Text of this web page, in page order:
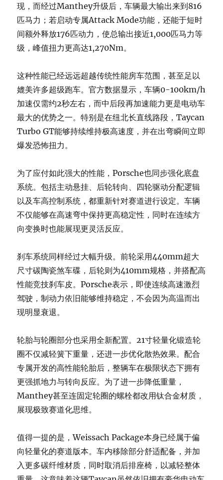
现，而经过Manthey升级后，车辆最大输出来到816
匹马力；若启动专属Attack Mode功能，还能于短时
间额外释放176匹动力，使总输出接近1,000匹马力等
级，峰值扭力更高达1,270Nm。
这种性能已经远远超越传统性能房车范围，甚至足以
媲美许多超级跑车。官方数据显示，车辆0-100km/h
加速仅需约2秒左右，而中后段再加速能力更是电动车
最大的优势之一。特别是在纽北长直线路段，Taycan
Turbo GT能够持续维持极高速度，并在出弯瞬间立即
爆发恐怖扭力。
为了应付如此强大的性能，Porsche也同步强化底盘
系统。包括主动悬挂、后轮转向、四轮驱动分配逻辑
以及车高控制系统，都重新针对赛道进行设定。车辆
不仅能够在高速弯中保持更高稳定性，同时在连续方
向变换时也能展现更灵活反应。
刹车系统同样经过大幅升级。前轮采用440mm超大
尺寸碳陶瓷煞车碟，后轮则为410mm规格，并搭配高
性能竞技刹车皮。Porsche表示，即使连续高速激烈
驾驶，制动力依旧能够维持稳定，不会因为高温而出
现明显衰退。
轮胎与轮圈部分也采用全新配置。21寸轻量化锻造轮
圈不仅减轻簧下重量，还进一步优化散热效果。配合
专属开发的高性能轮胎后，整辆车在极限状态下拥有
更强抓地力与转向反应。为了进一步降低重量，
Manthey甚至连固定轮圈的螺栓都改用钛合金材质，
展现极致赛道化思维。
值得一提的是，Weissach Package本身已经属于偏
向轻量化的赛道版本。车内移除部分舒适配备，并加
入更多碳纤维材质，同时取消后排座椅，以减轻整体